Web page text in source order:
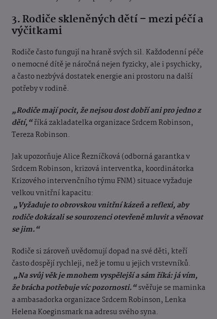
3.Rodiče skleněných dětí – mezi péčí a
výčitkami
Rodiče často fungují na hraně svých sil. Každodenní péče
o nemocné dítě je náročná nejen fyzicky, ale i psychicky,
a často nezbývá dostatek energie ani prostoru na další
potřeby v rodině.
„Rodiče mají pocit, že nejsou dost dobří ani pro jedno z
dětí,“říká zakladatelka organizace Srdcem Robinson,
Tereza Robinson.
Jak upozorňuje Alice Řezníčková (odborná garantka v
Srdcem Robinson, krizová interventka, koordinátorka
Krizového intervenčního týmu FNM) situace vyžaduje
velkou vnitřní kapacitu:
„Vyžaduje to obrovskou vnitřní kázeň a reflexi, aby
rodiče dokázali se sourozenci otevřeně mluvit a věnovat
se jim.“
Rodiče si zároveň uvědomují dopad na své děti, kteří
často dospějí rychleji, než je tomu u jejich vrstevníků.
„Na svůj věk je mnohem vyspělejší a sám říká: já vím,
že brácha potřebuje víc pozornosti.“svěřuje se maminka
a ambasadorka organizace Srdcem Robinson, Lenka
Helena Koeginsmark na adresu svého syna.